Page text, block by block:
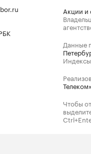
Акции и
Данные
Телеком»
Чтобы